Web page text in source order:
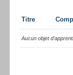
Titre
Aucun objet